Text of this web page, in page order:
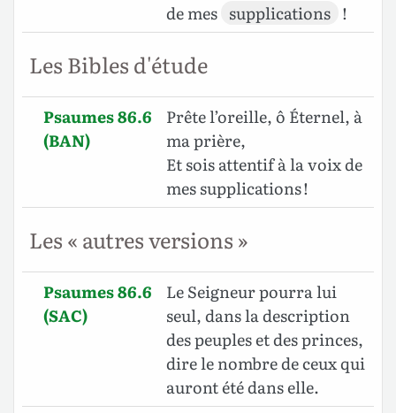
de mes supplications !
Les Bibles d'étude
Psaumes 86.6
(BAN)
Prête l’oreille, ô Éternel, à
ma prière,
Et sois attentif à la voix de
mes supplications !
Les « autres versions »
Psaumes 86.6
(SAC)
Le Seigneur pourra lui
seul, dans la description
des peuples et des princes,
dire le nombre de ceux qui
auront été dans elle.